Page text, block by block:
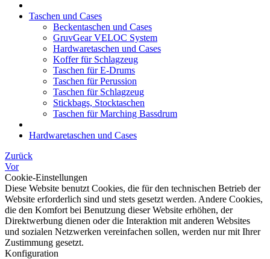
Taschen und Cases
Beckentaschen und Cases
GruvGear VELOC System
Hardwaretaschen und Cases
Koffer für Schlagzeug
Taschen für E-Drums
Taschen für Perussion
Taschen für Schlagzeug
Stickbags, Stocktaschen
Taschen für Marching Bassdrum
Hardwaretaschen und Cases
Zurück
Vor
Cookie-Einstellungen
Diese Website benutzt Cookies, die für den technischen Betrieb der
Website erforderlich sind und stets gesetzt werden. Andere Cookies,
die den Komfort bei Benutzung dieser Website erhöhen, der
Direktwerbung dienen oder die Interaktion mit anderen Websites
und sozialen Netzwerken vereinfachen sollen, werden nur mit Ihrer
Zustimmung gesetzt.
Konfiguration